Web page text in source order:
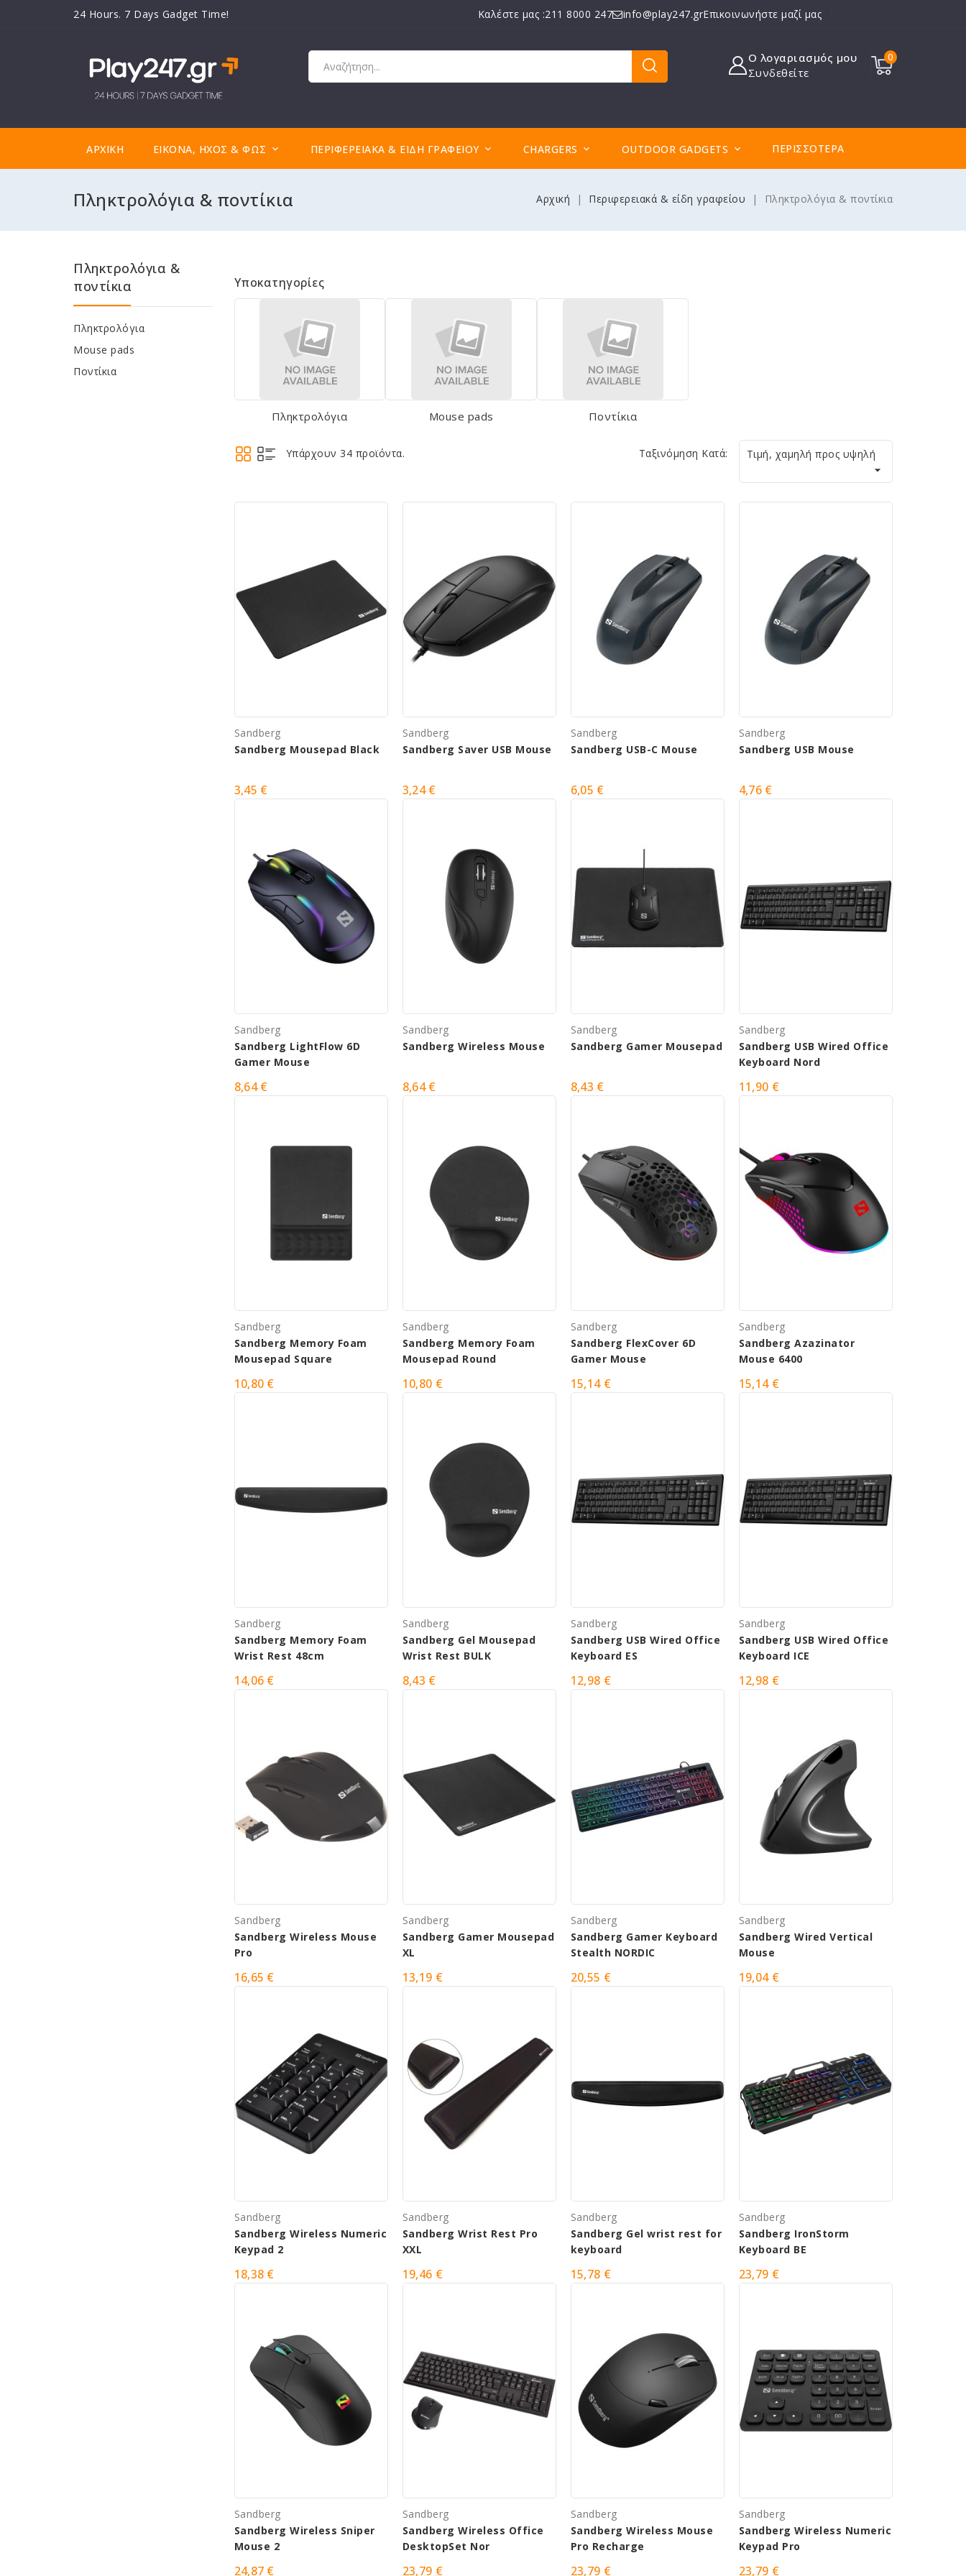
24 Hours. 7 Days Gadget Time! Καλέστε μας :211 8000 247 info@play247.grΕπικοινωνήστε μαζί μας
Ο λογαριασμός μου
Συνδεθείτε
0
ΑΡΧΙΚΉ ΕΙΚΌΝΑ, ΉΧΟΣ & ΦΩΣ  ΠΕΡΙΦΕΡΕΙΑΚΆ & ΕΊΔΗ ΓΡΑΦΕΊΟΥ  CHARGERS  OUTDOOR GADGETS  ΠΕΡΙΣΣΌΤΕΡΑ
Πληκτρολόγια & ποντίκια Αρχική Περιφερειακά & είδη γραφείου Πληκτρολόγια & ποντίκια
Πληκτρολόγια &
ποντίκια
Πληκτρολόγια
Mouse pads
Ποντίκια
Υποκατηγορίες
Πληκτρολόγια Mouse pads Ποντίκια
Υπάρχουν 34 προϊόντα. Ταξινόμηση Κατά: Τιμή, χαμηλή προς υψηλή

Sandberg
Sandberg Mousepad Black
3,45 €
Sandberg
Sandberg Saver USB Mouse
3,24 €
Sandberg
Sandberg USB-C Mouse
6,05 €
Sandberg
Sandberg USB Mouse
4,76 €
Sandberg
Sandberg LightFlow 6D
Gamer Mouse
8,64 €
Sandberg
Sandberg Wireless Mouse
8,64 €
Sandberg
Sandberg Gamer Mousepad
8,43 €
Sandberg
Sandberg USB Wired Office
Keyboard Nord
11,90 €
Sandberg
Sandberg Memory Foam
Mousepad Square
10,80 €
Sandberg
Sandberg Memory Foam
Mousepad Round
10,80 €
Sandberg
Sandberg FlexCover 6D
Gamer Mouse
15,14 €
Sandberg
Sandberg Azazinator
Mouse 6400
15,14 €
Sandberg
Sandberg Memory Foam
Wrist Rest 48cm
14,06 €
Sandberg
Sandberg Gel Mousepad
Wrist Rest BULK
8,43 €
Sandberg
Sandberg USB Wired Office
Keyboard ES
12,98 €
Sandberg
Sandberg USB Wired Office
Keyboard ICE
12,98 €
Sandberg
Sandberg Wireless Mouse
Pro
16,65 €
Sandberg
Sandberg Gamer Mousepad
XL
13,19 €
Sandberg
Sandberg Gamer Keyboard
Stealth NORDIC
20,55 €
Sandberg
Sandberg Wired Vertical
Mouse
19,04 €
Sandberg
Sandberg Wireless Numeric
Keypad 2
18,38 €
Sandberg
Sandberg Wrist Rest Pro
XXL
19,46 €
Sandberg
Sandberg Gel wrist rest for
keyboard
15,78 €
Sandberg
Sandberg IronStorm
Keyboard BE
23,79 €
Sandberg
Sandberg Wireless Sniper
Mouse 2
24,87 €
Sandberg
Sandberg Wireless Office
DesktopSet Nor
23,79 €
Sandberg
Sandberg Wireless Mouse
Pro Recharge
23,79 €
Sandberg
Sandberg Wireless Numeric
Keypad Pro
23,79 €